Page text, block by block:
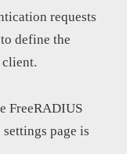
requests
define the
client.
FreeRADIUS
settings page is